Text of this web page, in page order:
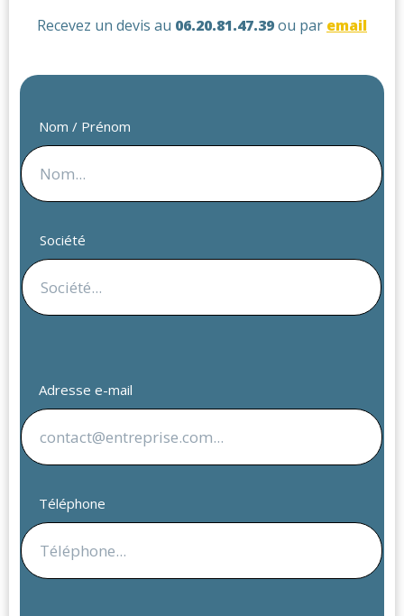
Recevez un devis au 06.20.81.47.39ou par email
Nom / Prénom
Société
Adresse e-mail
Téléphone